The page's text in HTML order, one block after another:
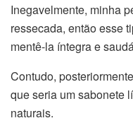
Inegavelmente, minha
ressecada, então esse
mentê-la íntegra e
Contudo,
que seria um sabonete
naturais.